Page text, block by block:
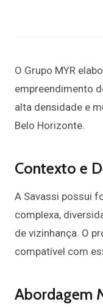
O Grupo MYR
empreendimento
alta densidade e
Belo Horizonte.
Contexto e
A Savassi possui
complexa,
de vizinhança. O
compatível com
Abordagem